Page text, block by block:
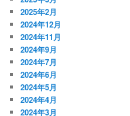
2025年2月
2024年12月
2024年11月
2024年9月
2024年7月
2024年6月
2024年5月
2024年4月
2024年3月